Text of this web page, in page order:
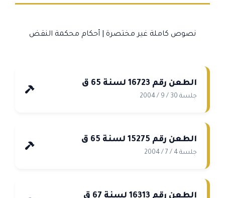
نصوص كاملة غير مختصرة | أحكام محكمة النقض
الطعن رقم 16723 لسنة 65 ق
جلسة 30 / 9 / 2004
الطعن رقم 15275 لسنة 65 ق
جلسة 4 / 7 / 2004
الطعن رقم 16313 لسنة 67 ق